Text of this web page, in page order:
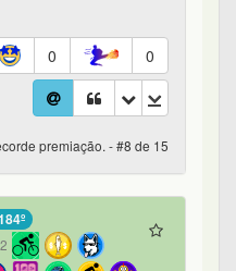
0 0
premiação. - #8 de 15